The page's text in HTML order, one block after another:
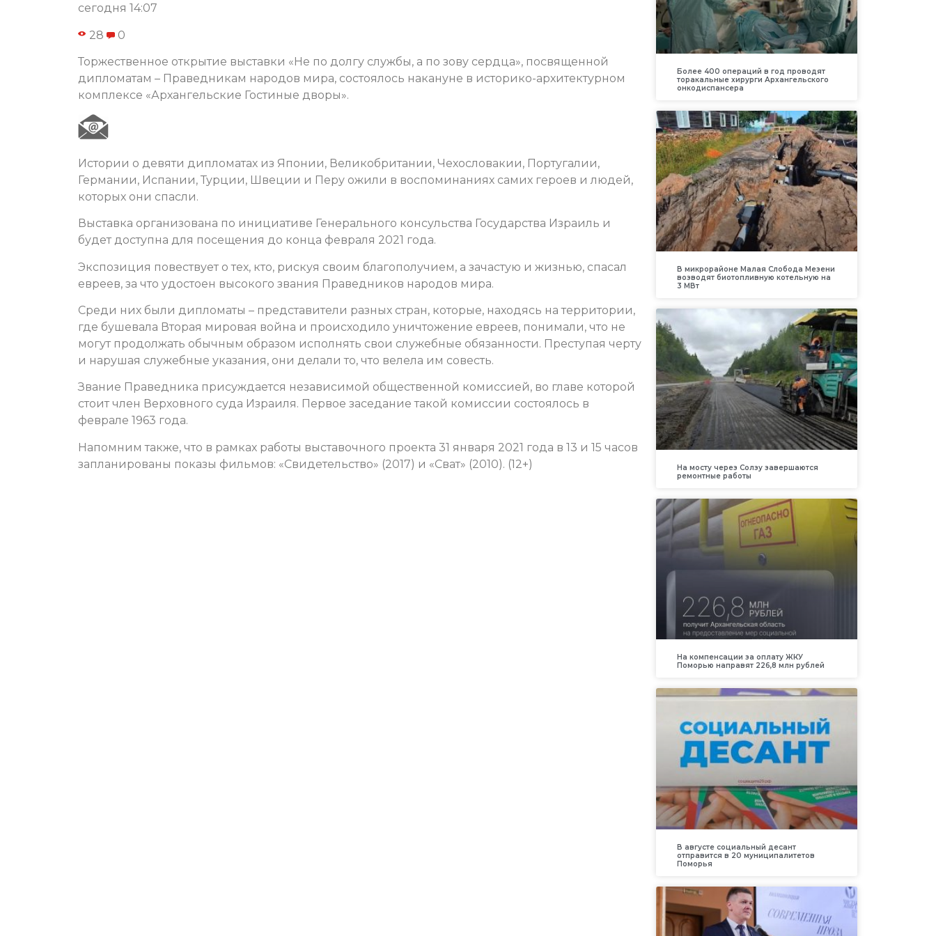
сегодня 14:07
28 0
Торжественное открытие выставки «Не по долгу службы, а по зову сердца», посвященной
дипломатам – Праведникам народов мира, состоялось накануне в историко-архитектурном
комплексе «Архангельские Гостиные дворы».
Истории о девяти дипломатах из Японии, Великобритании, Чехословакии, Португалии,
Германии, Испании, Турции, Швеции и Перу ожили в воспоминаниях самих героев и людей,
которых они спасли.
Выставка организована по инициативе Генерального консульства Государства Израиль и
будет доступна для посещения до конца февраля 2021 года.
Экспозиция повествует о тех, кто, рискуя своим благополучием, а зачастую и жизнью, спасал
евреев, за что удостоен высокого звания Праведников народов мира.
Среди них были дипломаты – представители разных стран, которые, находясь на территории,
где бушевала Вторая мировая война и происходило уничтожение евреев, понимали, что не
могут продолжать обычным образом исполнять свои служебные обязанности. Преступая черту
и нарушая служебные указания, они делали то, что велела им совесть.
Звание Праведника присуждается независимой общественной комиссией, во главе которой
стоит член Верховного суда Израиля. Первое заседание такой комиссии состоялось в
феврале 1963 года.
Напомним также, что в рамках работы выставочного проекта 31 января 2021 года в 13 и 15 часов
запланированы показы фильмов: «Свидетельство» (2017) и «Сват» (2010). (12+)
Более 400 операций в год проводят
торакальные хирурги Архангельского
онкодиспансера
В микрорайоне Малая Слобода Мезени
возводят биотопливную котельную на
3 МВт
На мосту через Солзу завершаются
ремонтные работы
На компенсации за оплату ЖКУ
Поморью направят 226,8 млн рублей
В августе социальный десант
отправится в 20 муниципалитетов
Поморья